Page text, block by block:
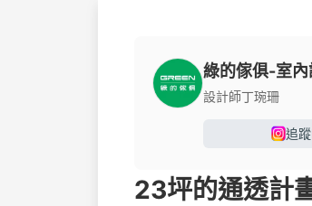
綠的傢俱-室內
設計師丁琬珊
追
23坪的通透計